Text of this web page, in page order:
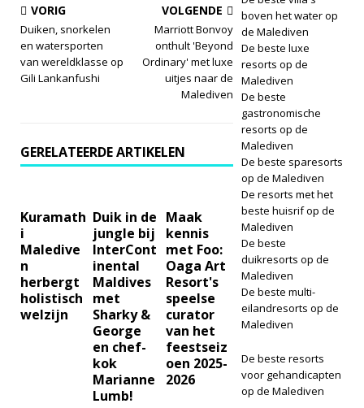
VORIG
Duiken, snorkelen
en watersporten
van wereldklasse op
Gili Lankanfushi
VOLGENDE
Marriott Bonvoy
onthult 'Beyond
Ordinary' met luxe
uitjes naar de
Malediven
GERELATEERDE ARTIKELEN
Kuramath
i
Maledive
n
herbergt
holistisch
welzijn
Duik in de
jungle bij
InterCont
inental
Maldives
met
Sharky &
George
en chef-
kok
Marianne
Lumb!
Maak
kennis
met Foo:
Oaga Art
Resort's
speelse
curator
van het
feestseiz
oen 2025-
2026
boven het water op
de Malediven
De beste luxe
resorts op de
Malediven
De beste
gastronomische
resorts op de
Malediven
De beste sparesorts
op de Malediven
De resorts met het
beste huisrif op de
Malediven
De beste
duikresorts op de
Malediven
De beste multi-
eilandresorts op de
Malediven
De beste resorts
voor gehandicapten
op de Malediven